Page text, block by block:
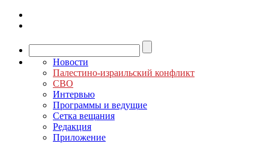
Новости
Палестино-израильский конфликт
СВО
Интервью
Программы и ведущие
Сетка вещания
Редакция
Приложение